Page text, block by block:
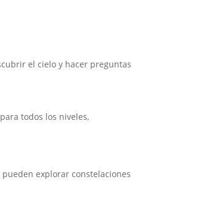
el cielo y hacer preguntas
todos los niveles,
explorar constelaciones